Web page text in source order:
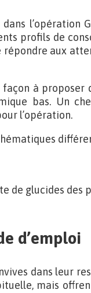
l’opération
profils de
aux
à proposer
bas. Un
l’opération.
de glucides des
d’emploi
dans leur
mais